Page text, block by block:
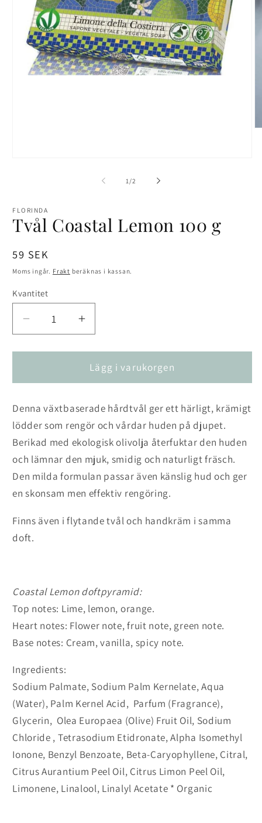
1 /av
2
FLORINDA
Tvål Coastal Lemon 100 g
Ordinarie
pris
59 SEK
Moms ingår. Frakt beräknas i kassan.
Kvantitet
Kvantitet
Minska
kvantitet
för
Coastal
100
g
Öka
kvantitet
för
Tvål
Coastal
100
g
Lägg i varukorgen
Denna växtbaserade hårdtvål ger ett härligt, krämigt
lödder som rengör och vårdar huden på djupet.
Berikad med ekologisk olivolja återfuktar den huden
och lämnar den mjuk, smidig och naturligt fräsch.
Den milda formulan passar även känslig hud och ger
en skonsam men effektiv rengöring.
Finns även i flytande tvål och handkräm i samma
doft.
Coastal Lemon doftpyramid:
Top notes: Lime, lemon, orange.
Heart notes: Flower note, fruit note, green note.
Base notes: Cream, vanilla, spicy note.
Ingredients:
Sodium Palmate, Sodium Palm Kernelate, Aqua
(Water), Palm Kernel Acid, Parfum (Fragrance),
Glycerin, Olea Europaea (Olive) Fruit Oil, Sodium
Chloride , Tetrasodium Etidronate, Alpha Isomethyl
Ionone, Benzyl Benzoate, Beta-Caryophyllene, Citral,
Citrus Aurantium Peel Oil, Citrus Limon Peel Oil,
Limonene, Linalool, Linalyl Acetate * Organic